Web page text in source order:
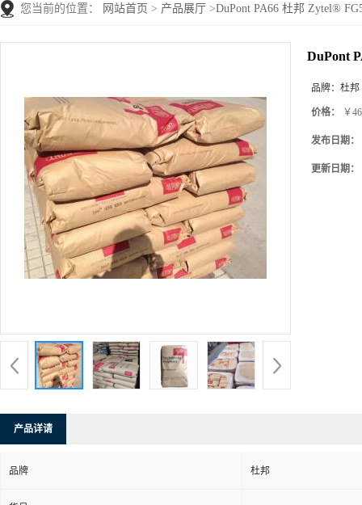
您当前的位置： 网站首页 > 产品展厅 >DuPont PA66 杜邦 Zytel®
DuPont
品牌： 杜邦
价格： ￥
发布日期：
更新日期：
产品详请
品牌 杜邦